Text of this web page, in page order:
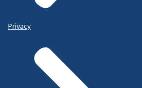
Privacy